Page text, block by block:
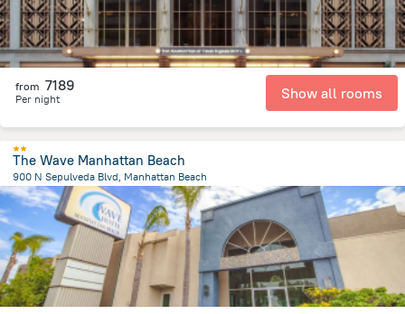
from 7189
Per night Show all rooms
The Wave Manhattan Beach
900 N Sepulveda Blvd, Manhattan Beach
1.2 kmfrom the center of Spojené státy americké